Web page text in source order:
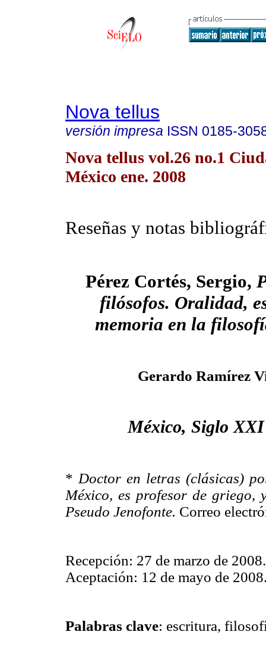
Nova tellus
versión impresa ISSN 0185-
Nova tellus vol.26 no.1
México ene. 2008
Reseñas y notas
Pérez Cortés, Sergio,
filósofos. Oralidad,
memoria en la
Gerardo Ramírez
México, Siglo XXI
* Doctor en letras (clásicas)
México, es profesor de griego,
Pseudo Jenofonte. Correo
Recepción: 27 de marzo de 2008.
Aceptación: 12 de mayo de
Palabras clave: escritura,